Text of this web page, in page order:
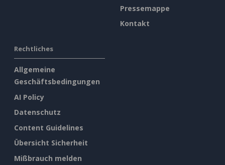
Pressemappe
Kontakt
Rechtliches
Allgemeine
Geschäftsbedingungen
AI Policy
Datenschutz
Content Guidelines
Übersicht Sicherheit
Mißbrauch melden